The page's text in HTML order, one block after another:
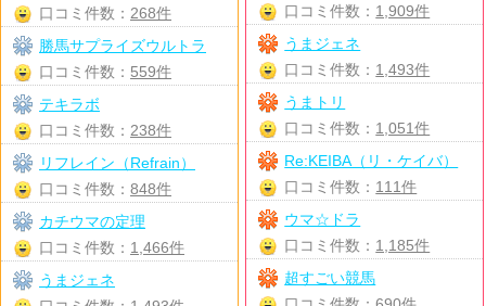
口コミ件数： 1,909件
うまジェネ
口コミ件数： 1,493件
うまトリ
口コミ件数： 1,051件
Re:KEIBA（リ・ケイバ）
口コミ件数： 111件
ウマ☆ドラ
口コミ件数： 1,185件
超すごい競馬
口コミ件数： 268件
勝馬サプライズウルトラ
口コミ件数： 559件
テキラボ
口コミ件数： 238件
リフレイン（Refrain）
口コミ件数： 848件
カチウマの定理
口コミ件数： 1,466件
うまジェネ